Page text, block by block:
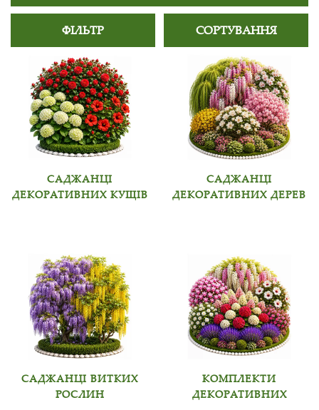
ФІЛЬТР СОРТУВАННЯ
САДЖАНЦІ
ДЕКОРАТИВНИХ КУЩІВ
САДЖАНЦІ
ДЕКОРАТИВНИХ ДЕРЕВ
САДЖАНЦІ ВИТКИХ
РОСЛИН
КОМПЛЕКТИ
ДЕКОРАТИВНИХ